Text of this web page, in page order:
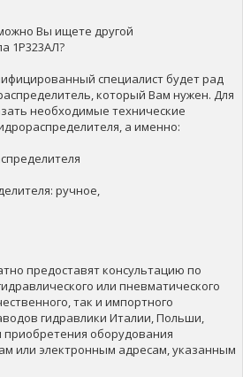
Вы ищете другой
1Р323АЛ?
специалист будет рад
который Вам нужен. Для
необходимые технические
а именно:
ручное,
предоставят консультацию по
или пневматического
так и импортного
гидравлики Италии, Польши,
оборудования
или электронным адресам, указанным